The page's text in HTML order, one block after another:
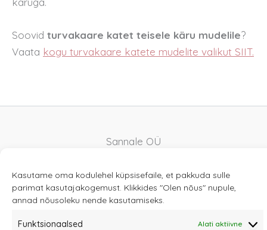
Kasutame oma kodulehel küpsisefaile, et pakkuda sulle
parimat kasutajakogemust. Klikkides "Olen nõus" nupule,
annad nõusoleku nende kasutamiseks.
Funktsionaalsed Alati aktiivne
Soovid turvakaare katet teisele käru mudelile?
Vaata kogu turvakaare katete mudelite valikut SIIT.
Sannale OÜ
Rüütli 4, Tallinn
sannale@sannale.ee